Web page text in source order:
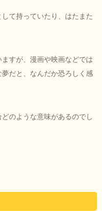
て持っていたり、はたまた
すが、漫画や映画などでは
だと、なんだか恐ろしく感
のような意味があるのでし